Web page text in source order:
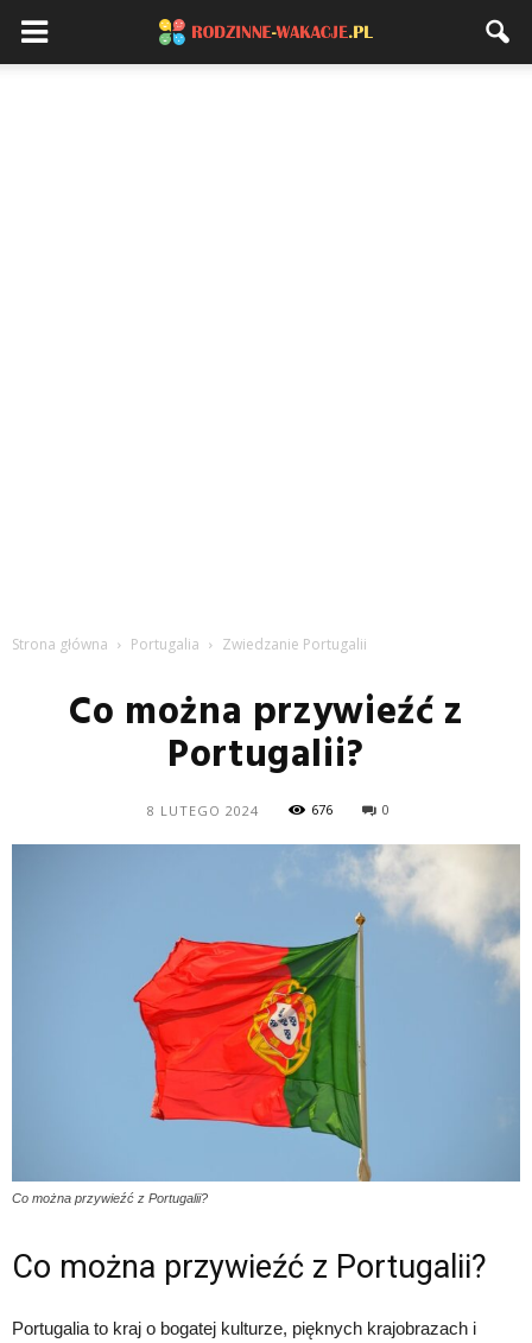
Strona główna Portugalia Zwiedzanie Portugalii
Co można przywieźć z
Portugalii?
8 LUTEGO 2024 676 0
Co można przywieźć z Portugalii?
Co można przywieźć z Portugalii?
Portugalia to kraj o bogatej kulturze, pięknych krajobrazach i